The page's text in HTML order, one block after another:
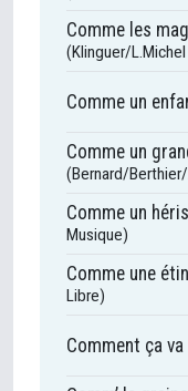
Comme les
(Klinguer/L.Michel
Comme un
Comme un
(Bernard/
Comme un
Musique)
Comme une
Libre)
Comment ça va